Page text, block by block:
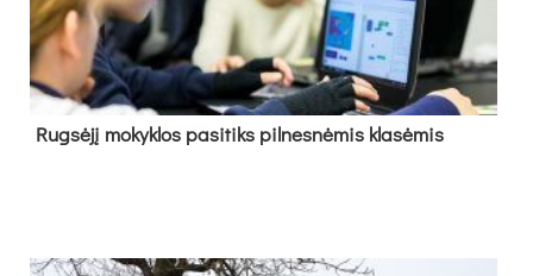
Rug­sė­jį mo­kyk­los pa­si­tiks pil­nes­nė­mis kla­sė­mis